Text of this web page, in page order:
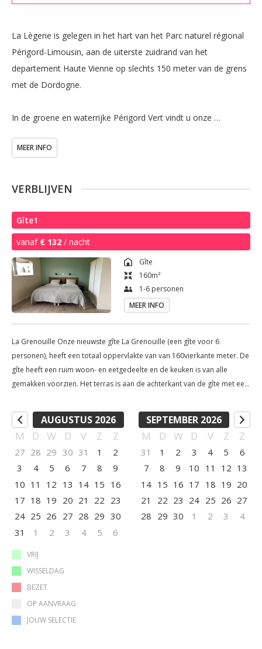
La Lègerie is gelegen in het hart van het Parc naturel régional
Périgord-Limousin, aan de uiterste zuidrand van het
departement Haute Vienne op slechts 150 meter van de grens
met de Dordogne.
In de groene en waterrijke Périgord Vert vindt u onze
typische Franse charme is voorzien van alle hedendaags
ingericht.
Op het domein van 5 hectare bevinden zich vier gîtes, Le
Creuset en La Châtaigne in de voormalige hoeve en Le Petit
Prince en La Grenouille in de oude schuur.
's Avonds bieden wij de mogelijkheid om te genieten van een
heerlijk driegangendiner die bereid wordt door de gastheer.
MEER INFO
VERBLIJVEN
Gîte1
vanaf € 132 / nacht
Gîte
160m²
1-6 personen
MEER INFO
La Grenouille Onze nieuwste gîte La Grenouille (een gîte voor 6
personen), heeft een totaal oppervlakte van van 160vierkante meter. De
gîte heeft een ruim woon- en eetgedeelte en de keuken is van alle
gemakken voorzien. Het terras is aan de achterkant van de gîte met een
zwemmen of bezoek van dorpjes kun je hier heerlijk genieten van de
rust. De boven verdieping heeft drie slaapkamers en een badkamer. De
kamers zijn voorzien van comfortabele boxspring bedden en voor de
allerkleinste zetten we graag een bedje bij. Willen jullie genieten van de
rust en het fantastische uitzicht dan is La Grenouille de perfecte gîte
voor jullie. Op de begane grond bevinden zich: keuken elektrisch
fornuis met oven koelkast magnetron/microgolf vaatwasser kinderstoel
boeken spelletjes en speelgoed voor de kinderen Er is beneden ook
een toilet. Via de trap komt u op de eerste verdieping met: 3
slaapkamers met elk 2 éénpersoons bedden kinderbedje kledingkast
de badkamer met: inloopdouche lavabo toilet haardroger elektrische
verwarming
AUGUSTUS 2026
M D W D V Z Z
27 28 29 30 31 1
2
3
4 5 6 7 8
9
10 11 12 13 14 15 16
17 18 19 20 21 22 23
24 25 26 27 28 29 30
31
1 2 3 4 5 6
SEPTEMBER 2026
M D W D V Z Z
31 1 2 3 4 5
6
7
8 9 10 11 12 13
14 15 16 17 18 19 20
21
22 23 24 25 26 27
28 29 30 1 2 3 4
VRIJ
WISSELDAG
BEZET
OP AANVRAAG
JOUW SELECTIE